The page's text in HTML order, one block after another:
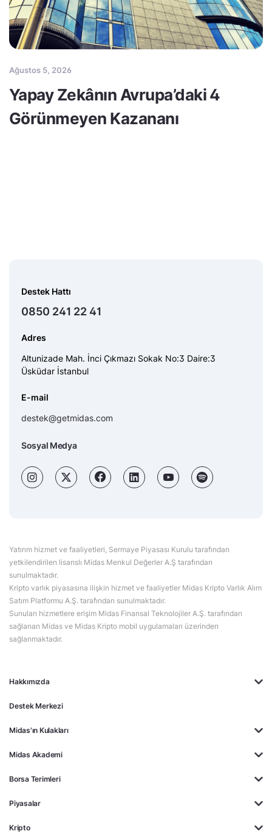
Ağustos 5, 2026
Yapay Zekânın Avrupa’daki 4
Görünmeyen Kazananı
Hakkımızda
Destek Merkezi
Midas'ın Kulakları
Midas Akademi
Borsa Terimleri
Piyasalar
Kripto
Destek Hattı
0850 241 22 41
Adres
Altunizade Mah. İnci Çıkmazı Sokak No:3 Daire:3
Üsküdar İstanbul
E-mail
destek@getmidas.com
Sosyal Medya
Yatırım hizmet ve faaliyetleri, Sermaye Piyasası Kurulu tarafından
yetkilendirilen lisanslı Midas Menkul Değerler A.Ş tarafından
sunulmaktadır.
Kripto varlık piyasasına ilişkin hizmet ve faaliyetler Midas Kripto Varlık Alım
Satım Platformu A.Ş. tarafından sunulmaktadır.
Sunulan hizmetlere erişim Midas Finansal Teknolojiler A.Ş. tarafından
sağlanan Midas ve Midas Kripto mobil uygulamaları üzerinden
sağlanmaktadır.